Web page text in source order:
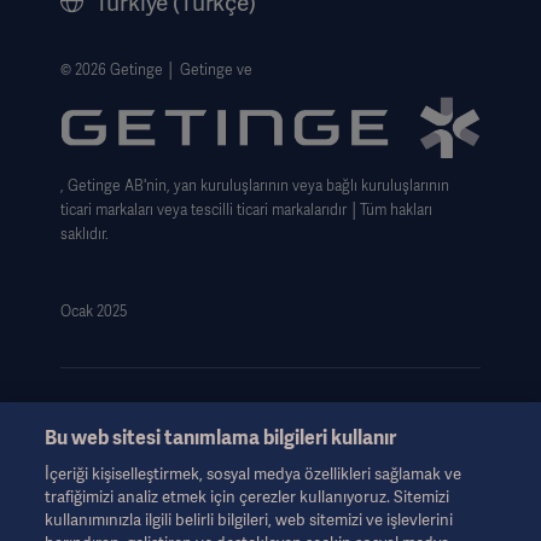
Web Si̇tesi̇ Gizlilik Politikası
Website use disclaimer
Cookie Notice
Data Subject Request Form
© 2026 Getinge │ Getinge ve
, Getinge AB'nin, yan kuruluşlarının veya bağlı kuruluşlarının
ticari markaları veya tescilli ticari markalarıdır │Tüm hakları
saklıdır.
Ocak 2025
Bu bilgiler yalnızca sağlık uzmanlarına veya diğer profesyonel
izleyicilere yöneliktir ve yalnızca bilgilendirme amaçlıdır, kapsamlı
değildir ve bu nedenle Kullanım Talimatları, servis kılavuzu veya
Bu web sitesi tanımlama bilgileri kullanır
İçeriği kişiselleştirmek, sosyal medya özellikleri sağlamak ve
trafiğimizi analiz etmek için çerezler kullanıyoruz. Sitemizi
kullanımınızla ilgili belirli bilgileri, web sitemizi ve işlevlerini